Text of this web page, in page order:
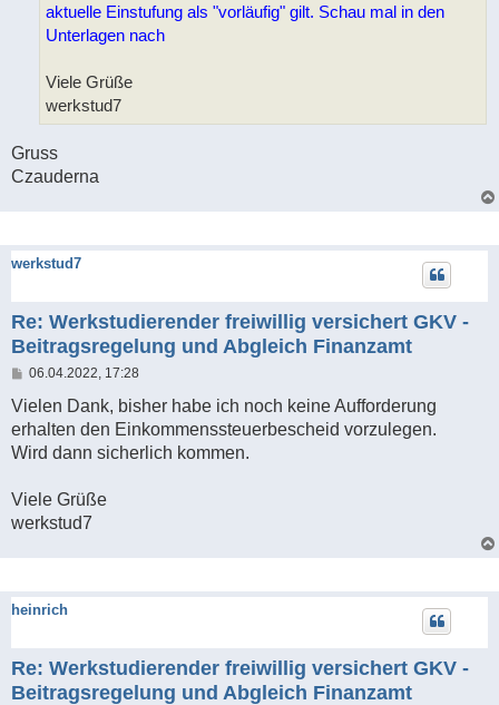
aktuelle Einstufung als "vorläufig" gilt. Schau mal in den
Unterlagen nach
Viele Grüße
werkstud7
Gruss
Czauderna
werkstud7
Re: Werkstudierender freiwillig versichert GKV -
Beitragsregelung und Abgleich Finanzamt
B
i
r
a
06.04.2022, 17:28
Vielen Dank, bisher habe ich noch keine Aufforderung
erhalten den Einkommenssteuerbescheid vorzulegen.
Wird dann sicherlich kommen.
Viele Grüße
werkstud7
heinrich
Re: Werkstudierender freiwillig versichert GKV -
Beitragsregelung und Abgleich Finanzamt